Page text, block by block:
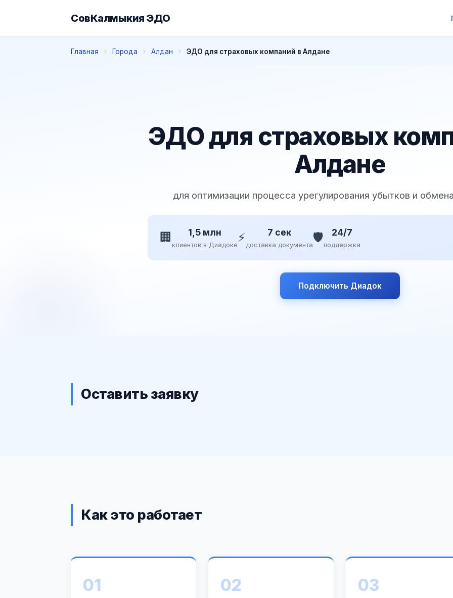
СовКалмыкия ЭДО
Главная Города Алдан ЭДО для страховых компаний в Алдане
ЭДО для страховых
Алдане
для оптимизации процесса урегулирования убытков и
🏢 1,5 млн
клиентов в Диадоке⚡ 7 сек
доставка документа🛡️ 24/7
поддержка
Подключить Диадок
Оставить заявку
Как это работает
01 02 03